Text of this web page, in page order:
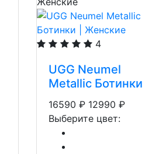
4
UGG Neumel
Metallic Ботинки
16590 ₽ 12990 ₽
Выберите цвет: